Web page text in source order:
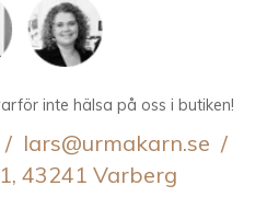
inte hälsa på oss i butiken!
lars@urmakarn.se /
43241 Varberg